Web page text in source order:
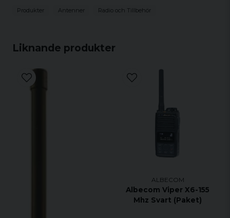
Liknande produkter
ALBECOM
Albecom Viper X6-155
Mhz Svart (Paket)
Produkter Antenner Radio och Tillbehör